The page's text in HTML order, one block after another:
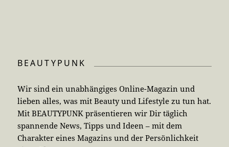
BEAUTYPUNK
Wir sind ein unabhängiges Online-Magazin und
lieben alles, was mit Beauty und Lifestyle zu tun hat.
Mit BEAUTYPUNK präsentieren wir Dir täglich
spannende News, Tipps und Ideen – mit dem
Charakter eines Magazins und der Persönlichkeit